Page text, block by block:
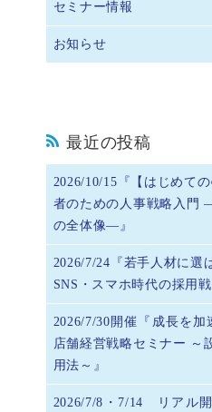
セミナー情報
お知らせ
最近の投稿
2026/10/15『【はじめて
者のための人事戦略入門
の全体像―』
2026/7/24『若手人材に選
SNS・スマホ時代の採用戦
2026/7/30開催『成長を
店舗経営戦略セミナー ～
用法～』
2026/7/8・7/14 リアル開